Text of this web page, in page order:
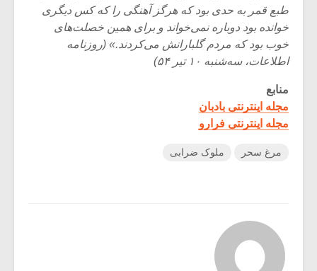
طبع قمر به حدی بود که هرگز آهنگی را که کس دیگری
خوانده بود دوباره نمی‌خواند و برای همین خصلت‌های
خوب بود که مردم گلبارانش می‌کردند.» (روزنامه
اطلاعات، سه‌شنبه ۱۰ تیر ۵۴)
منابع
مجله اینترنتی بادبان
مجله اینترنتی فرارو
مرغ سحر ملوک ضرابی